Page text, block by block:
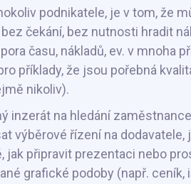
podnikatele, je v tom, že
bez čekání, bez nutnosti
času, nákladů, ev. v mnoha
příklady, že jsou pořebná
nikoliv).
inzerát na hledání
výběrové řízení na
připravit prezentaci nebo
grafické podoby (např.